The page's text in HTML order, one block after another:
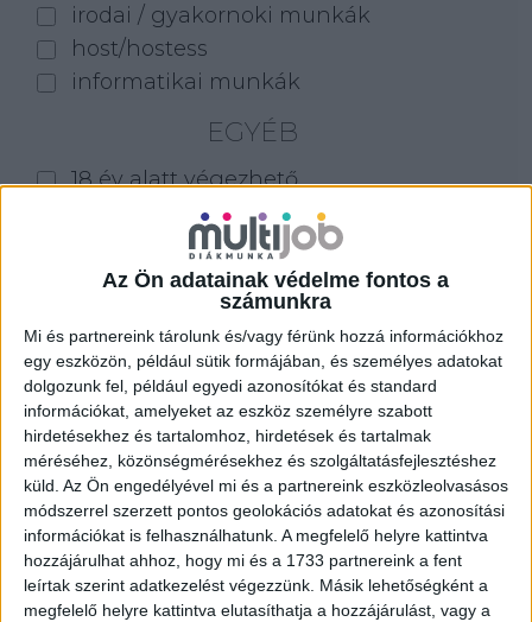
Az Ön adatainak védelme fontos a
számunkra
Mi és partnereink tárolunk és/vagy férünk hozzá információkhoz
egy eszközön, például sütik formájában, és személyes adatokat
dolgozunk fel, például egyedi azonosítókat és standard
információkat, amelyeket az eszköz személyre szabott
hirdetésekhez és tartalomhoz, hirdetések és tartalmak
méréséhez, közönségmérésekhez és szolgáltatásfejlesztéshez
küld. Az Ön engedélyével mi és a partnereink eszközleolvasásos
módszerrel szerzett pontos geolokációs adatokat és azonosítási
információkat is felhasználhatunk. A megfelelő helyre kattintva
hozzájárulhat ahhoz, hogy mi és a 1733 partnereink a fent
leírtak szerint adatkezelést végezzünk. Másik lehetőségként a
megfelelő helyre kattintva elutasíthatja a hozzájárulást, vagy a
irodai / gyakornoki munkák
host/hostess
informatikai munkák
EGYÉB
18 év alatt végezhető
for foreigners (külföldieknek)
homeoffice
Szűrés